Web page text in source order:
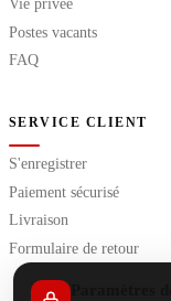
Postes vacants
FAQ
SERVICE CLIENT
S'enregistrer
Paiement sécurisé
Livraison
Formulaire de retour